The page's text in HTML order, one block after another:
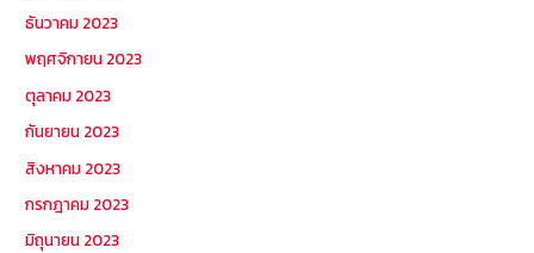
ธันวาคม 2023
พฤศจิกายน 2023
ตุลาคม 2023
กันยายน 2023
สิงหาคม 2023
กรกฎาคม 2023
มิถุนายน 2023